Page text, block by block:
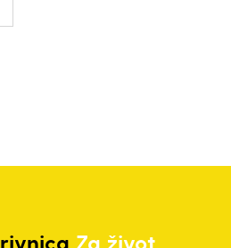
Za život.